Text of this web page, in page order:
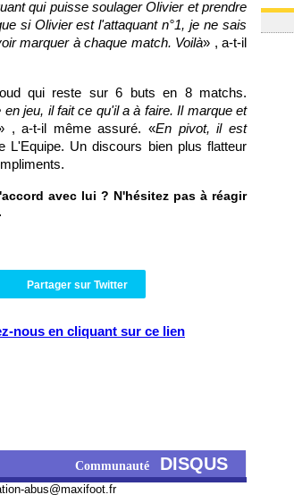
qui puisse soulager Olivier et prendre
si Olivier est l'attaquant n°1, je ne sais
marquer à chaque match. Voilà» , a-t-il
qui reste sur 6 buts en 8 matchs.
jeu, il fait ce qu'il a à faire. Il marque et
, a-t-il même assuré. «En pivot, il est
Un discours bien plus flatteur
avec lui ? N'hésitez pas à réagir
Partager sur Twitter
nous en cliquant sur ce lien
Communauté DISQUS
abus@maxifoot.fr
03/08